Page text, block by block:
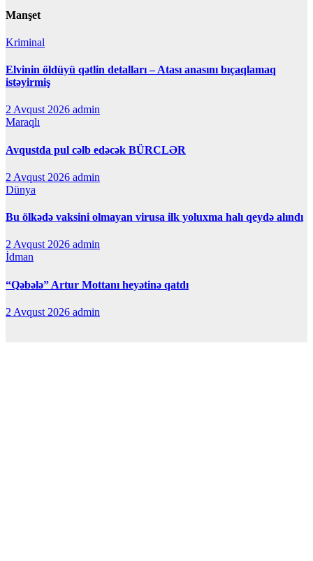
Manşet
Kriminal
Elvinin öldüyü qətlin detalları – Atası anasını bıçaqlamaq
istəyirmiş
2 Avqust 2026 admin
Maraqlı
Avqustda pul cəlb edəcək BÜRCLƏR
2 Avqust 2026 admin
Dünya
Bu ölkədə vaksini olmayan virusa ilk yoluxma halı qeydə alındı
2 Avqust 2026 admin
İdman
“Qəbələ” Artur Mottanı heyətinə qatdı
2 Avqust 2026 admin